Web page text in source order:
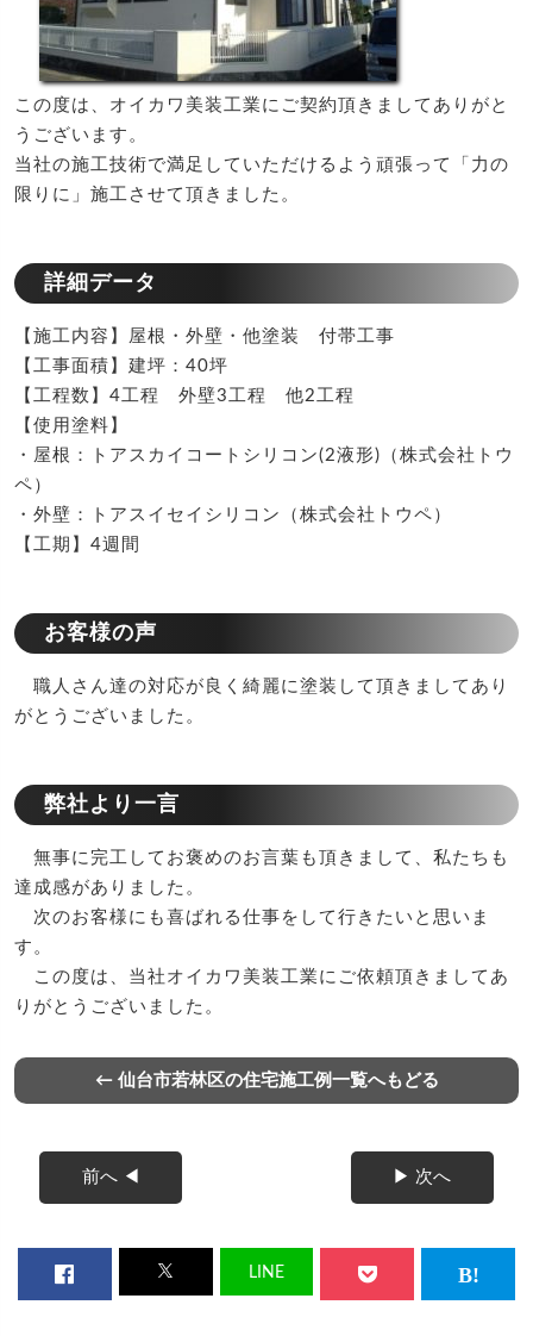
この度は、オイカワ美装工業にご契約頂きましてありがと
うございます。
当社の施工技術で満足していただけるよう頑張って「力の
限りに」施工させて頂きました。
詳細データ
【施工内容】屋根・外壁・他塗装 付帯工事
【工事面積】建坪：40坪
【工程数】4工程 外壁3工程 他2工程
【使用塗料】
・屋根：トアスカイコートシリコン(2液形)（株式会社トウ
ペ）
・外壁：トアスイセイシリコン（株式会社トウペ）
【工期】4週間
お客様の声
職人さん達の対応が良く綺麗に塗装して頂きましてあり
がとうございました。
弊社より一言
無事に完工してお褒めのお言葉も頂きまして、私たちも
達成感がありました。
次のお客様にも喜ばれる仕事をして行きたいと思いま
す。
この度は、当社オイカワ美装工業にご依頼頂きましてあ
りがとうございました。
← 仙台市若林区の住宅施工例一覧へもどる
前へ ◀ ▶ 次へ
LINE